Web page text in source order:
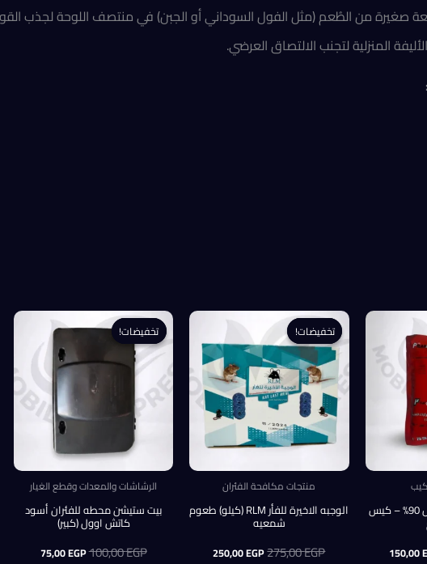
من الطُعم (مثل الفول السوداني أو الجبن) في منتصف اللوحة لجذب
المنزلية لتجنب الالتصاق العرضي.
بيلارميت لانيت موثوميل 90% – كيس
150,00
تخفيضات!
تخفيضات!
منتجات مكافحة الفئران
الوجبه الاخيرة للفأر RLM (كيلو) طعوم
شمعيه
275,00EGP السعر250,00EGP السعر
تخفيضات!
تخفيضات!
الرشاشات والمعدات وقطع الغيار
بيت ستيشن محطه للفئران أسود
كاتش اوول (كبير)
100,00EGP السعر75,00EGP السعر